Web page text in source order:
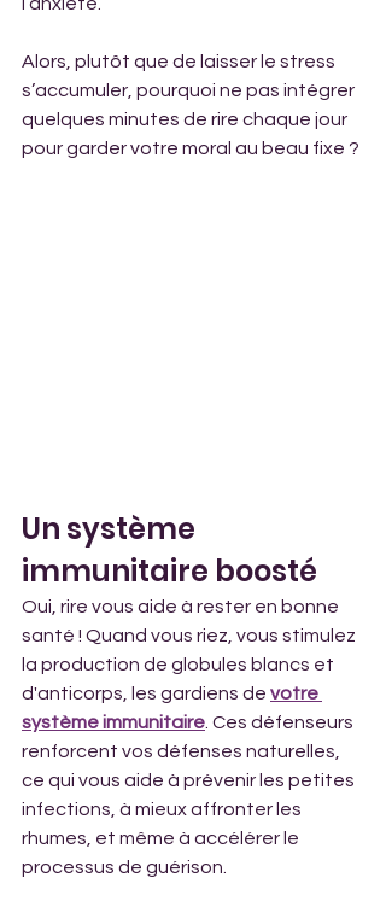
l’anxiété.
Alors, plutôt que de laisser le stress
s’accumuler, pourquoi ne pas intégrer
quelques minutes de rire chaque jour
pour garder votre moral au beau fixe ?
Un système
immunitaire boosté
Oui, rire vous aide à rester en bonne
santé ! Quand vous riez, vous stimulez
la production de globules blancs et
d'anticorps, les gardiens de votre
système immunitaire . Ces défenseurs
renforcent vos défenses naturelles,
ce qui vous aide à prévenir les petites
infections, à mieux affronter les
rhumes, et même à accélérer le
processus de guérison.